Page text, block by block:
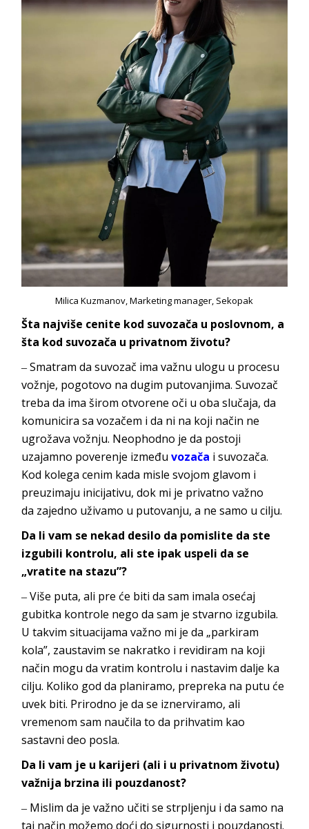
Milica Kuzmanov, Marketing manager, Sekopak
Šta najviše cenite kod suvozača u poslovnom, a
šta kod suvozača u privatnom životu?
‒ Smatram da suvozač ima važnu ulogu u procesu
vožnje, pogotovo na dugim putovanjima. Suvozač
treba da ima širom otvorene oči u oba slučaja, da
komunicira sa vozačem i da ni na koji način ne
ugrožava vožnju. Neophodno je da postoji
uzajamno poverenje izmeđuvozača i suvozača.
Kod kolega cenim kada misle svojom glavom i
preuzimaju inicijativu, dok mi je privatno važno
da zajedno uživamo u putovanju, a ne samo u cilju.
Da li vam se nekad desilo da pomislite da ste
izgubili kontrolu, ali ste ipak uspeli da se
„vratite na stazu”?
‒Više puta, ali pre će biti da sam imala osećaj
gubitka kontrole nego da sam je stvarno izgubila.
U takvim situacijama važno mi je da „parkiram
kola”, zaustavim se nakratko i revidiram na koji
način mogu da vratim kontrolu i nastavim dalje ka
cilju. Koliko god da planiramo, prepreka na putu će
uvek biti. Prirodno je da se iznerviramo, ali
vremenom sam naučila to da prihvatim kao
sastavnideo posla.
Da li vam je u karijeri (ali i u privatnom životu)
važnija brzina ili pouzdanost?
‒ Mislim da je važno učiti se strpljenju i da samo na
taj način možemo doći do sigurnosti i pouzdanosti.